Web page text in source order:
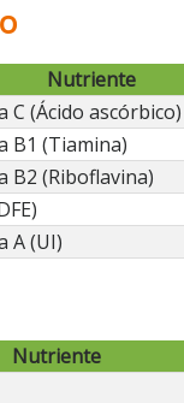
Nutriente
C (Ácido ascórbico)
B1 (Tiamina)
B2 (Riboflavina)
A (UI)
Nutriente